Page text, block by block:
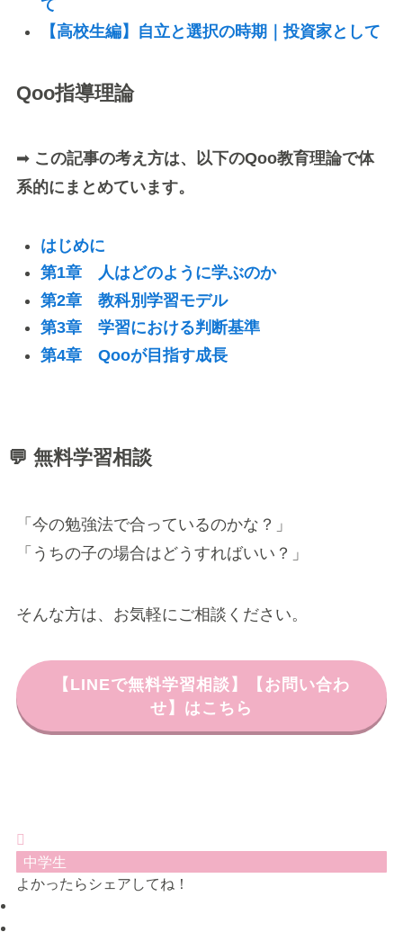
て
【高校生編】自立と選択の時期｜投資家として
Qoo指導理論
➡ この記事の考え方は、以下のQoo教育理論で体
系的にまとめています。
はじめに
第1章 人はどのように学ぶのか
第2章 教科別学習モデル
第3章 学習における判断基準
第4章 Qooが目指す成長
💬 無料学習相談
「今の勉強法で合っているのかな？」
「うちの子の場合はどうすればいい？」
そんな方は、お気軽にご相談ください。
【LINEで無料学習相談】【お問い合わ
せ】はこちら
中学生
よかったらシェアしてね！